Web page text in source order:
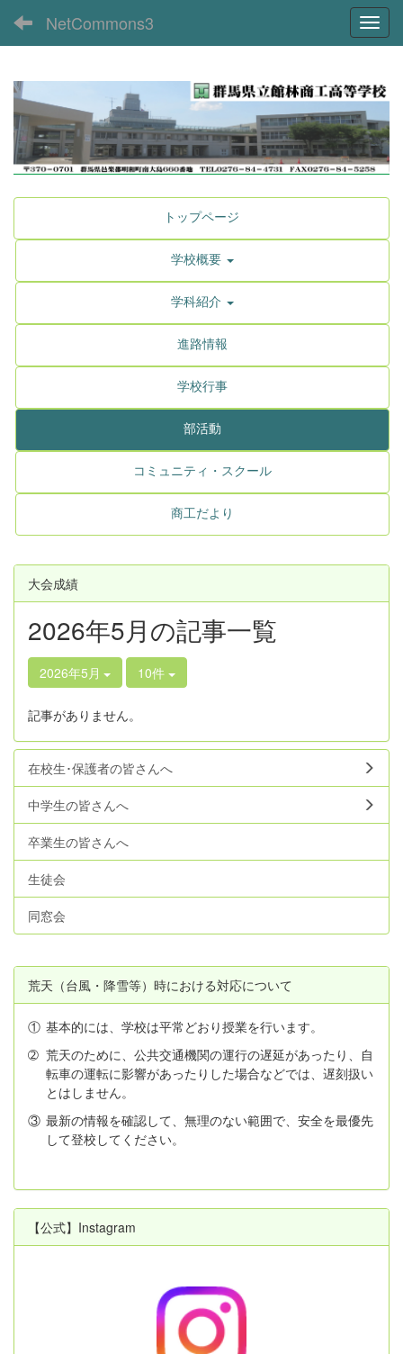
NetCommons3
トップページ
学校概要
学科紹介
進路情報
学校行事
部活動
コミュニティ・スクール
商工だより
大会成績
2026年5月の記事一覧
2026年5月 10件
記事がありません。
在校生･保護者の皆さんへ
中学生の皆さんへ
卒業生の皆さんへ
生徒会
同窓会
荒天（台風・降雪等）時における対応について
① 基本的には、学校は平常どおり授業を行います。
➁ 荒天のために、公共交通機関の運行の遅延があったり、自
転車の運転に影響があったりした場合などでは、遅刻扱い
とはしません。
③ 最新の情報を確認して、無理のない範囲で、安全を最優先
して登校してください。
【公式】Instagram